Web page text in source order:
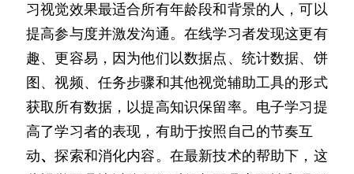
习视觉效果最适合所有年龄段和背景的人，可以
提高参与度并激发沟通。在线学习者发现这更有
趣、更容易，因为他们以数据点、统计数据、饼
图、视频、任务步骤和其他视觉辅助工具的形式
获取所有数据，以提高知识保留率。电子学习提
高了学习者的表现，有助于按照自己的节奏互
动、探索和消化内容。在最新技术的帮助下，这